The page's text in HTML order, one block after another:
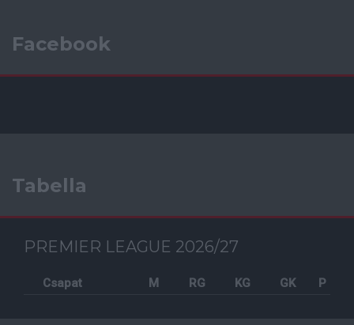
Facebook
Tabella
PREMIER LEAGUE 2026/27
Csapat M RG KG GK P